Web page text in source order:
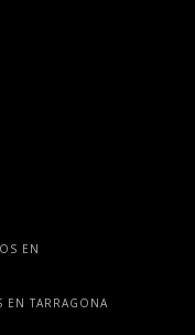
EN
EN TARRAGONA